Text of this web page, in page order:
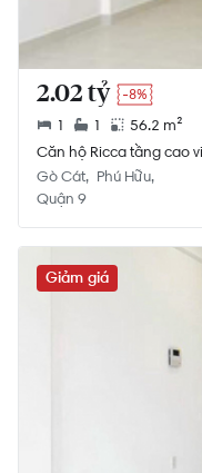
2.02 tỷ -8%
1 1
56.2 m²
Căn hộ Ricca tầng cao
Gò Cát
Phú Hữu
Quận 9
Giảm giá